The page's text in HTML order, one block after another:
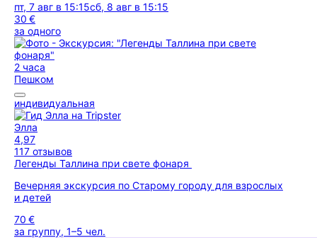
пт, 7 авг в 15:15сб, 8 авг в 15:15
30 €
за одного
2 часа
Пешком
индивидуальная
Элла
4,97
117 отзывов
Легенды Таллина при свете фонаря
Вечерняя экскурсия по Старому городу для взрослых
и детей
70 €
за группу, 1–5 чел.